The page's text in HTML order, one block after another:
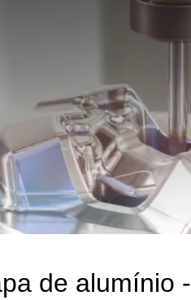
de alumínio -